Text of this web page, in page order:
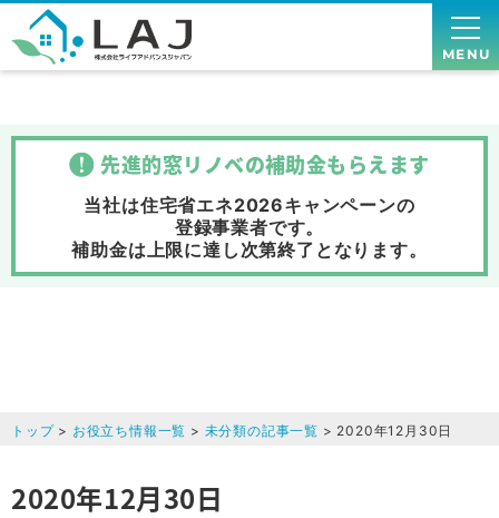
MENU
先進的窓リノベの補助金もらえます
当社は住宅省エネ2026キャンペーンの
登録事業者です。
補助金は上限に達し次第終了 となります。
トップ> お役立ち情報一覧 > 未分類の記事一覧 > 2020年12月30日
2020年12月30日